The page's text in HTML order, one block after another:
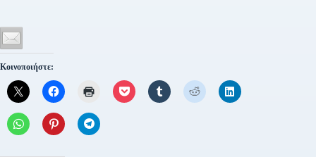
Κοινοποιήστε: